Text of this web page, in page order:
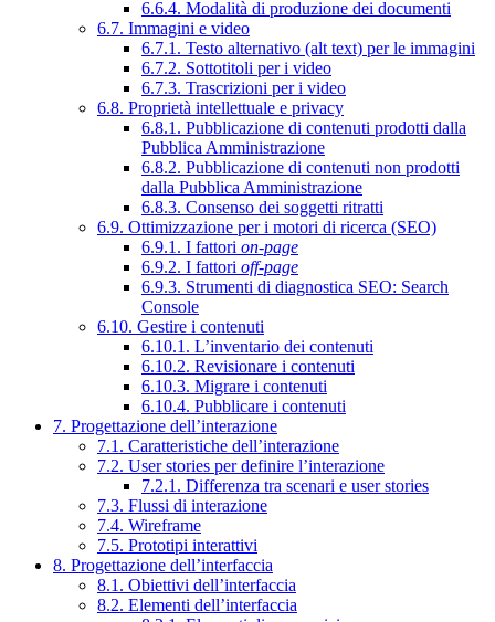
6.6.4. Modalità di produzione dei documenti
6.7. Immagini e video
6.7.1. Testo alternativo (alt text) per le immagini
6.7.2. Sottotitoli per i video
6.7.3. Trascrizioni per i video
6.8. Proprietà intellettuale e privacy
6.8.1. Pubblicazione di contenuti prodotti dalla
Pubblica Amministrazione
6.8.2. Pubblicazione di contenuti non prodotti
dalla Pubblica Amministrazione
6.8.3. Consenso dei soggetti ritratti
6.9. Ottimizzazione per i motori di ricerca (SEO)
6.9.1. I fattori on-page
6.9.2. I fattori off-page
6.9.3. Strumenti di diagnostica SEO: Search
Console
6.10. Gestire i contenuti
6.10.1. L’inventario dei contenuti
6.10.2. Revisionare i contenuti
6.10.3. Migrare i contenuti
6.10.4. Pubblicare i contenuti
7. Progettazione dell’interazione
7.1. Caratteristiche dell’interazione
7.2. User stories per definire l’interazione
7.2.1. Differenza tra scenari e user stories
7.3. Flussi di interazione
7.4. Wireframe
7.5. Prototipi interattivi
8. Progettazione dell’interfaccia
8.1. Obiettivi dell’interfaccia
8.2. Elementi dell’interfaccia